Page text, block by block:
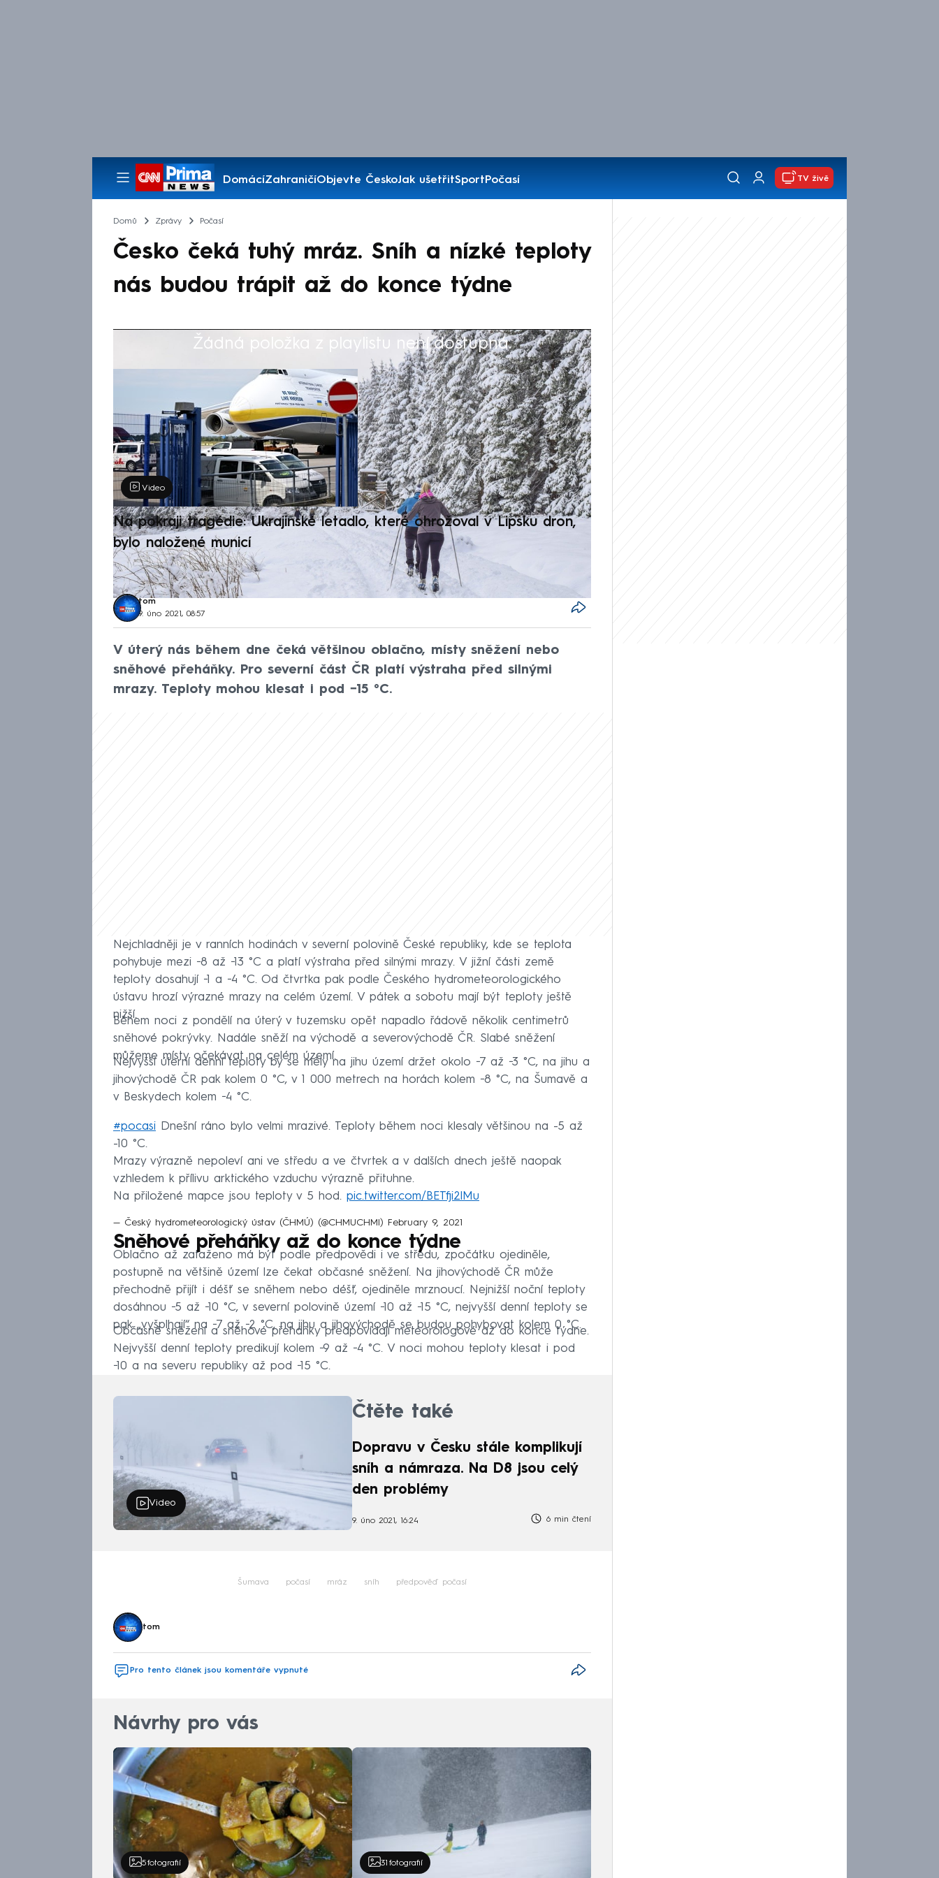
DomácíZahraničíObjevte ČeskoJak ušetřitSportPočasí
Pořady
TV živě
Domů Zprávy Počasí
Česko čeká tuhý mráz. Sníh a nízké teploty
nás budou trápit až do konce týdne
Žádná položka z playlistu není dostupná.
Výběr redakce
Video
Na pokraji tragédie: Ukrajinské letadlo, které ohrožoval v Lipsku dron,
bylo naložené municí
tom
9. úno 2021, 08:57
V úterý nás během dne čeká většinou oblačno, místy sněžení nebo
sněhové přeháňky. Pro severní část ČR platí výstraha před silnými
mrazy. Teploty mohou klesat i pod −15 °C.
Nejchladněji je v ranních hodinách v severní polovině České republiky, kde se teplota
pohybuje mezi −8 až −13 °C a platí výstraha před silnými mrazy. V jižní části země
teploty dosahují −1 a −4 °C. Od čtvrtka pak podle Českého hydrometeorologického
ústavu hrozí výrazné mrazy na celém území. V pátek a sobotu mají být teploty ještě
nižší.
Během noci z pondělí na úterý v tuzemsku opět napadlo řádově několik centimetrů
sněhové pokrývky. Nadále sněží na východě a severovýchodě ČR. Slabé sněžení
můžeme místy očekávat na celém území.
Nejvyšší úterní denní teploty by se měly na jihu území držet okolo −7 až −3 °C, na jihu a
jihovýchodě ČR pak kolem 0 °C, v 1 000 metrech na horách kolem −8 °C, na Šumavě a
v Beskydech kolem −4 °C.
#pocasi Dnešní ráno bylo velmi mrazivé. Teploty během noci klesaly většinou na -5 až
-10 °C.
Mrazy výrazně nepoleví ani ve středu a ve čtvrtek a v dalších dnech ještě naopak
vzhledem k přílivu arktického vzduchu výrazně přituhne.
Na přiložené mapce jsou teploty v 5 hod. pic.twitter.com/BETfji2lMu
— Český hydrometeorologický ústav (ČHMÚ) (@CHMUCHMI) February 9, 2021
Sněhové přeháňky až do konce týdne
Oblačno až zataženo má být podle předpovědi i ve středu, zpočátku ojediněle,
postupně na většině území lze čekat občasné sněžení. Na jihovýchodě ČR může
přechodně přijít i déšť se sněhem nebo déšť, ojediněle mrznoucí. Nejnižší noční teploty
dosáhnou −5 až −10 °C, v severní polovině území −10 až −15 °C, nejvyšší denní teploty se
pak „vyšplhají“ na −7 až −2 °C, na jihu a jihovýchodě se budou pohybovat kolem 0 °C.
Občasné sněžení a sněhové přeháňky předpovídají meteorologové až do konce týdne.
Nejvyšší denní teploty predikují kolem −9 až −4 °C. V noci mohou teploty klesat i pod
−10 a na severu republiky až pod −15 °C.
Video
Čtěte také
Dopravu v Česku stále komplikují
sníh a námraza. Na D8 jsou celý
den problémy
9. úno 2021, 16:24 6 min čtení
Šumava počasí mráz sníh předpověď počasí
tom
Pro tento článek jsou komentáře vypnuté
Návrhy pro vás
5 fotografií 31 fotografií